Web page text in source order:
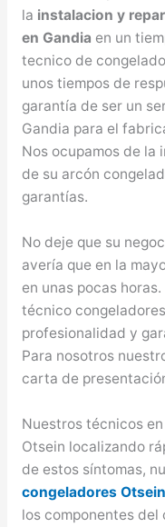
la instalacion y
en Gandia en un
tecnico de
unos tiempos de
garantía de ser un
Gandia para el
Nos ocupamos de
de su arcón
garantías.
No deje que su
avería que en la
en unas pocas
técnico
profesionalidad y
Para nosotros
carta de
Nuestros técnicos
Otsein localizando
de estos síntomas,
congeladores
los componentes del